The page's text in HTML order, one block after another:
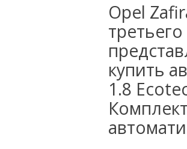
Opel
купить
1.8